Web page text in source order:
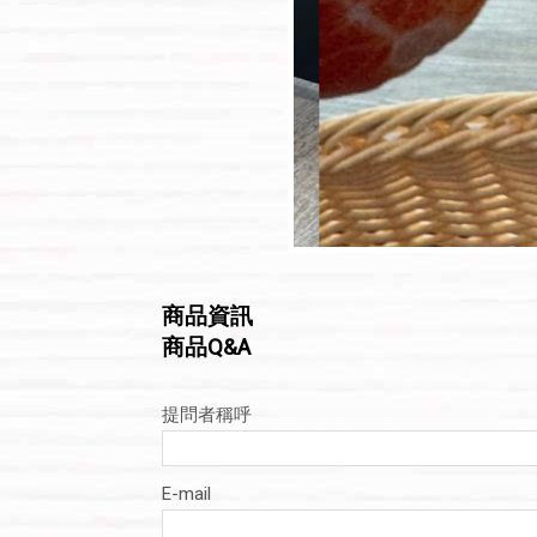
商品資訊
商品Q&A
提問者稱呼
E-mail